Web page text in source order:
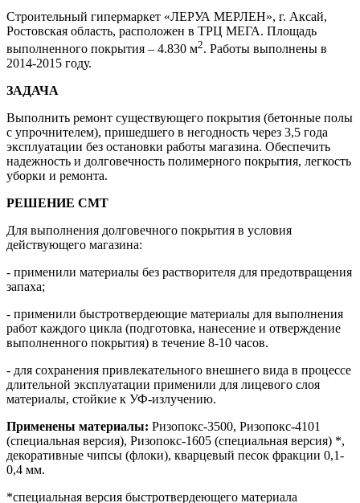
Строительный гипермаркет «ЛЕРУА МЕРЛЕН», г. Аксай,
Ростовская область, расположен в ТРЦ МЕГА. Площадь
выполненного покрытия – 4.830 м2. Работы выполнены в
2014-2015 году.
ЗАДАЧА
Выполнить ремонт существующего покрытия (бетонные полы
с упрочнителем), пришедшего в негодность через 3,5 года
эксплуатации без остановки работы магазина. Обеспечить
надежность и долговечность полимерного покрытия, легкость
уборки и ремонта.
РЕШЕНИЕ СМТ
Для выполнения долговечного покрытия в условия
действующего магазина:
- применили материалы без растворителя для предотвращения
запаха;
- применили быстротвердеющие материалы для выполнения
работ каждого цикла (подготовка, нанесение и отверждение
выполненного покрытия) в течение 8-10 часов.
- для сохранения привлекательного внешнего вида в процессе
длительной эксплуатации применили для лицевого слоя
материалы, стойкие к УФ-излучению.
Применены материалы: Ризопокс-3500, Ризопокс-4101
(специальная версия), Ризопокс-1605 (специальная версия) *,
декоративные чипсы (флоки), кварцевый песок фракции 0,1-
0,4 мм.
*специальная версия быстротвердеющего материала